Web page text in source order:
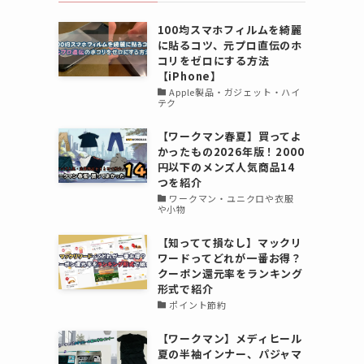
100均スマホフィルムを綺麗
に貼るコツ、元プロ直伝のホ
コリをゼロにする方法
【iPhone】
Apple製品・ガジェット・ハイ
テク
【ワークマン春夏】買ってよ
かったもの2026年版！2000
円以下のメンズ人気商品14
つを紹介
ワークマン・ユニクロや衣服
や小物
【知ってて損なし】マックリ
ワードってどれが一番お得？
クーポン還元率をランキング
形式で紹介
ポイント節約
【ワークマン】メディヒール
夏の半袖インナー、パジャマ